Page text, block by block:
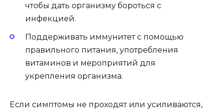
чтобы дать организму бороться с
инфекцией.
Поддерживать иммунитет с помощью
правильного питания, употребления
витаминов и мероприятий для
укрепления организма.
Если симптомы не проходят или усиливаются,